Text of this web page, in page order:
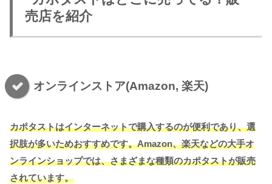
売店を紹介
オンラインストア(Amazon, 楽天)
カポタストはインターネットで購入するのが便利であり、選
択肢が多いためおすすめです。Amazon、楽天などの大手オ
ンラインショップでは、さまざまな種類のカポタストが販売
されています。